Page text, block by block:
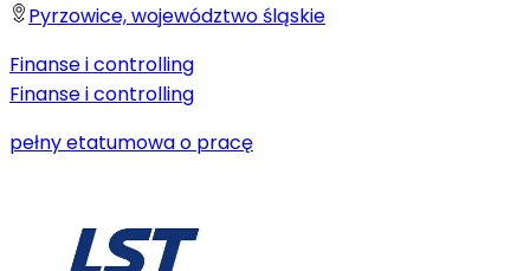
Pyrzowice, województwo śląskie
Finanse i controlling
Finanse i controlling
pełny etatumowa o pracę